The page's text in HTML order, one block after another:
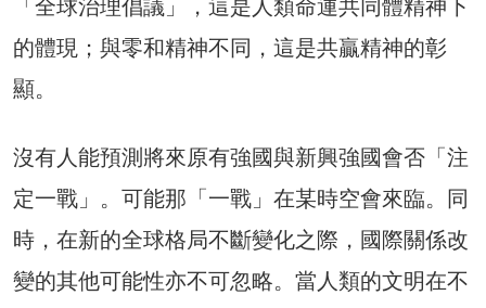
「全球治理倡議」，這是人類命運共同體精神下
的體現；與零和精神不同，這是共贏精神的彰
顯。
沒有人能預測將來原有強國與新興強國會否「注
定一戰」。可能那「一戰」在某時空會來臨。同
時，在新的全球格局不斷變化之際，國際關係改
變的其他可能性亦不可忽略。當人類的文明在不